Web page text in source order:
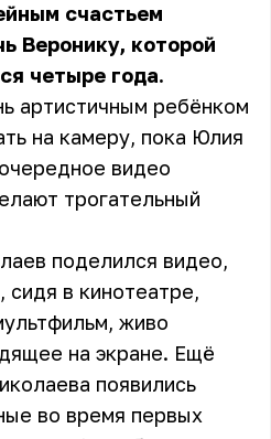
счастьем
Веронику, которой
четыре года.
артистичным ребёнком
на камеру, пока Юлия
видео
трогательный
поделился видео,
в кинотеатре,
живо
на экране. Ещё
появились
во время первых